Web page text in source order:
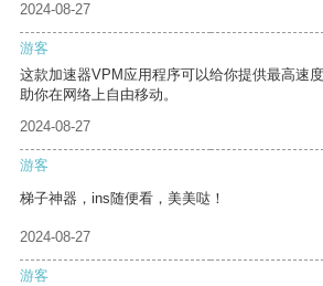
2024-08-27
游客
这款加速器VPM应用程序可以给你提供最高速
助你在网络上自由移动。
2024-08-27
游客
梯子神器，ins随便看，美美哒！
2024-08-27
游客